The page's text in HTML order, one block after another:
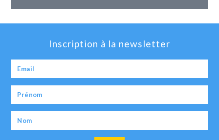
Inscription à la newsletter